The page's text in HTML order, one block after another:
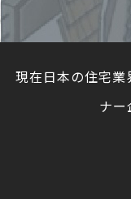
現在日本の住宅
ナー